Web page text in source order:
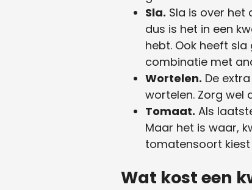
Sla. Sla is over het
dus is het in een
hebt. Ook heeft
combinatie met
Wortelen. De
wortelen. Zorg wel
Tomaat. Als
Maar het is waar,
tomatensoort kiest
Wat kost een